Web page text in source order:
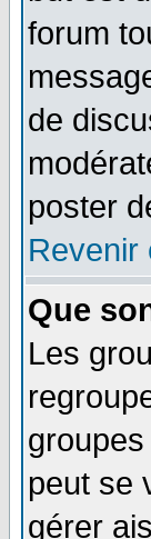
forum
de
poster
Revenir
Que
Les
peut se
gérer